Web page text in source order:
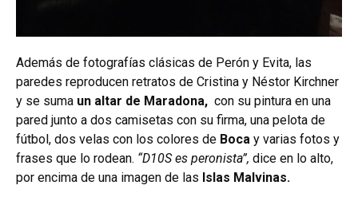
Además de fotografías clásicas de Perón y Evita, las
paredes reproducen retratos de Cristina y Néstor Kirchner
y se suma un altar de Maradona, con su pintura en una
pared junto a dos camisetas con su firma, una pelota de
fútbol, dos velas con los colores de Boca y varias fotos y
frases que lo rodean. “D10S es peronista”, dice en lo alto,
por encima de una imagen de las Islas Malvinas.